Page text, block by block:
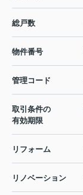
総戸数
物件番号
管理コード
取引条件の
有効期限
リフォーム
リノベーション